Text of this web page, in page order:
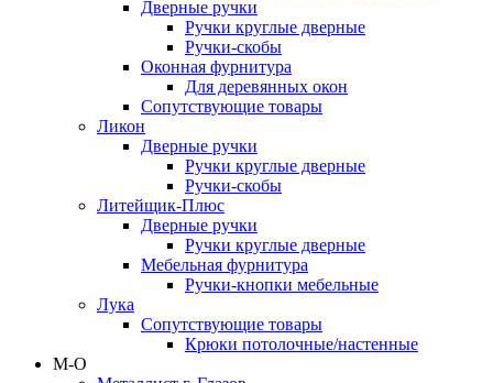
Дверные ручки
Ручки круглые дверные
Ручки-скобы
Оконная фурнитура
Для деревянных окон
Сопутствующие товары
Ликон
Дверные ручки
Ручки круглые дверные
Ручки-скобы
Литейщик-Плюс
Дверные ручки
Ручки круглые дверные
Мебельная фурнитура
Ручки-кнопки мебельные
Лука
Сопутствующие товары
Крюки потолочные/настенные
М-О